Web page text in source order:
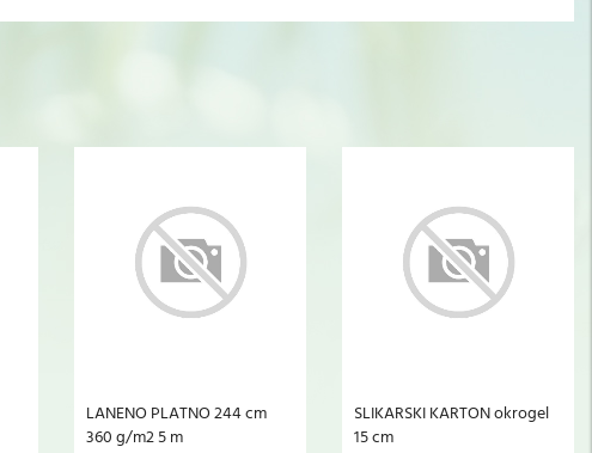
LANENO PLATNO 244 cm
360 g/m2 5 m
SLIKARSKI KARTON okrogel
15 cm